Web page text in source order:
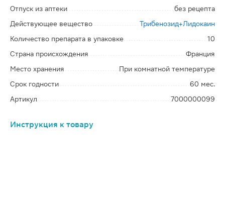
Отпуск из аптеки
без рецепта
Действующее вещество
Трибенозид+Лидокаин
Количество препарата в упаковке
10
Страна происхождения
Франция
Место хранения
При комнатной температуре
Срок годности
60 мес.
Артикул
7000000099
Инструкция к товару